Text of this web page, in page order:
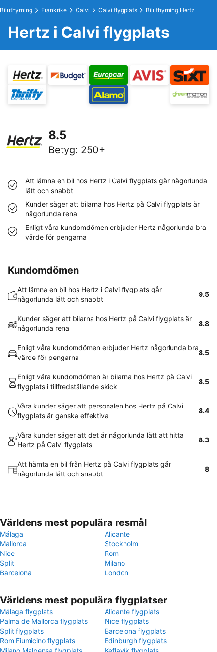
Biluthyrning Frankrike Calvi Calvi flygplats Biluthyrning Hertz
Hertz i Calvi flygplats
8.5
Betyg: 250+
Att lämna en bil hos Hertz i Calvi flygplats går någorlunda
lätt och snabbt
Kunder säger att bilarna hos Hertz på Calvi flygplats är
någorlunda rena
Enligt våra kundomdömen erbjuder Hertz någorlunda bra
värde för pengarna
Kundomdömen
Att lämna en bil hos Hertz i Calvi flygplats går
någorlunda lätt och snabbt
9.5
Kunder säger att bilarna hos Hertz på Calvi flygplats är
någorlunda rena
8.8
Enligt våra kundomdömen erbjuder Hertz någorlunda bra
värde för pengarna
8.5
Enligt våra kundomdömen är bilarna hos Hertz på Calvi
flygplats i tillfredställande skick
8.5
Våra kunder säger att personalen hos Hertz på Calvi
flygplats är ganska effektiva
8.4
Våra kunder säger att det är någorlunda lätt att hitta
Hertz på Calvi flygplats
8.3
Att hämta en bil från Hertz på Calvi flygplats går
någorlunda lätt och snabbt
8
Världens mest populära resmål
Málaga
Alicante
Mallorca
Stockholm
Nice
Rom
Split
Milano
Barcelona
London
Världens mest populära flygplatser
Málaga flygplats
Alicante flygplats
Palma de Mallorca flygplats
Nice flygplats
Split flygplats
Barcelona flygplats
Rom Fiumicino flygplats
Edinburgh flygplats
Milano Malpensa flygplats
Keflavík flygplats